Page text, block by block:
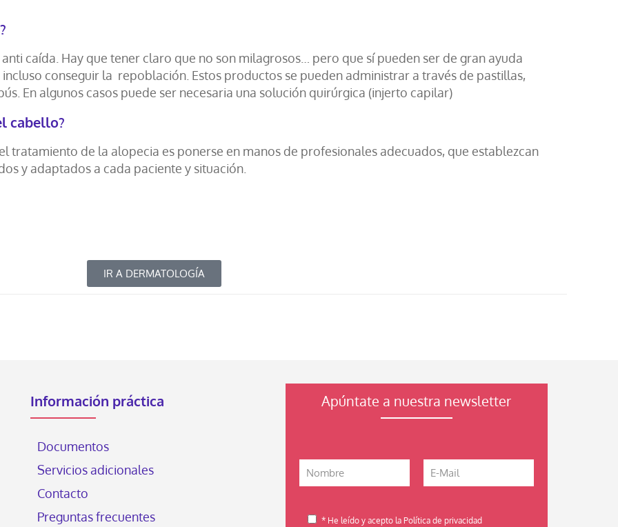
caída. Hay que tener claro que no son milagrosos… pero que sí pueden ser de gran ayuda
conseguir la repoblación. Estos productos se pueden administrar a través de pastillas,
En algunos casos puede ser necesaria una solución quirúrgica (injerto capilar)
cabello?
tratamiento de la alopecia es ponerse en manos de profesionales adecuados, que establezcan
y adaptados a cada paciente y situación.
IR A DERMATOLOGÍA
Información práctica
Documentos
Servicios adicionales
Contacto
Preguntas frecuentes
Apúntate a nuestra newsletter
* He leído y acepto la Política de privacidad